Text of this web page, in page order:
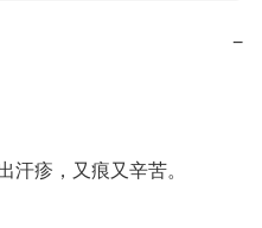
−
汗疹，又痕又辛苦。